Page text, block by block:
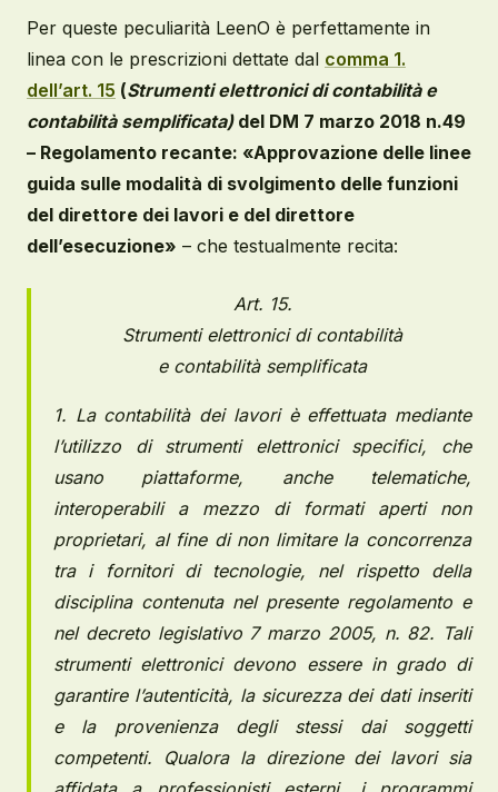
Per queste peculiarità LeenO è perfettamente in
linea con le prescrizioni dettate dal comma 1.
dell’art. 15 (Strumenti elettronici di contabilità e
contabilità semplificata)del DM 7 marzo 2018 n.49
– Regolamento recante: «Approvazione delle linee
guida sulle modalità di svolgimento delle funzioni
del direttore dei lavori e del direttore
dell’esecuzione» – che testualmente recita:
Art. 15.
Strumenti elettronici di contabilità
e contabilità semplificata
1. La contabilità dei lavori è effettuata mediante
l’utilizzo di strumenti elettronici specifici, che
usano piattaforme, anche telematiche,
interoperabili a mezzo di formati aperti non
proprietari, al fine di non limitare la concorrenza
tra i fornitori di tecnologie, nel rispetto della
disciplina contenuta nel presente regolamento e
nel decreto legislativo 7 marzo 2005, n. 82. Tali
strumenti elettronici devono essere in grado di
garantire l’autenticità, la sicurezza dei dati inseriti
e la provenienza degli stessi dai soggetti
competenti. Qualora la direzione dei lavori sia